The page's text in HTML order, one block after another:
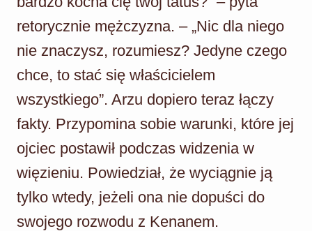
retorycznie mężczyzna. – „Nic dla niego
nie znaczysz, rozumiesz? Jedyne czego
chce, to stać się właścicielem
wszystkiego”. Arzu dopiero teraz łączy
fakty. Przypomina sobie warunki, które jej
ojciec postawił podczas widzenia w
więzieniu. Powiedział, że wyciągnie ją
tylko wtedy, jeżeli ona nie dopuści do
swojego rozwodu z Kenanem.